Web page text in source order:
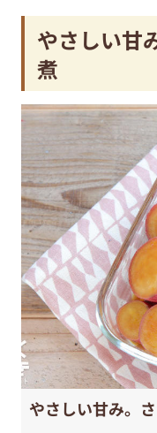
やさしい甘
煮
やさしい甘み。